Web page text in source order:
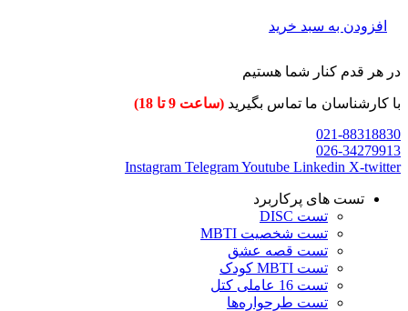
افزودن به سبد خرید
در هر قدم کنار شما هستیم
با کارشناسان ما تماس بگیرید (ساعت 9 تا 18)
021-88318830
026-34279913
Instagram TelegramYoutube Linkedin X-twitter
تست های پرکاربرد
تست DISC
تست شخصیت MBTI
تست قصه عشق
تست MBTI کودک
تست 16 عاملی کتل
تست طرحواره‌ها